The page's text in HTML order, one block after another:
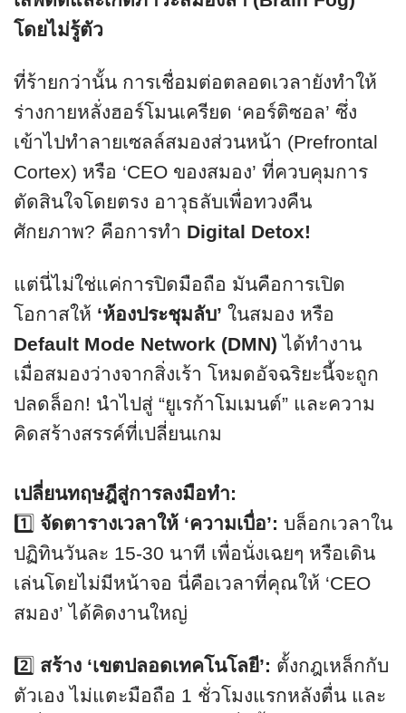
โดยไม่รู้ตัว
ที่ร้ายกว่านั้น การเชื่อมต่อตลอดเวลายังทำให้
ร่างกายหลั่งฮอร์โมนเครียด ‘คอร์ติซอล’ ซึ่ง
เข้าไปทำลายเซลล์สมองส่วนหน้า (Prefrontal
Cortex) หรือ ‘CEO ของสมอง’ ที่ควบคุมการ
ตัดสินใจโดยตรง อาวุธลับเพื่อทวงคืน
ศักยภาพ? คือการทำ Digital Detox!
แต่นี่ไม่ใช่แค่การปิดมือถือ มันคือการเปิด
โอกาสให้ ‘ห้องประชุมลับ’ ในสมอง หรือ
Default Mode Network (DMN) ได้ทำงาน
เมื่อสมองว่างจากสิ่งเร้า โหมดอัจฉริยะนี้จะถูก
ปลดล็อก! นำไปสู่ “ยูเรก้าโมเมนต์” และความ
คิดสร้างสรรค์ที่เปลี่ยนเกม
เปลี่ยนทฤษฎีสู่การลงมือทำ:
1️⃣ จัดตารางเวลาให้ ‘ความเบื่อ’: บล็อกเวลาใน
ปฏิทินวันละ 15-30 นาที เพื่อนั่งเฉยๆ หรือเดิน
เล่นโดยไม่มีหน้าจอ นี่คือเวลาที่คุณให้ ‘CEO
สมอง’ ได้คิดงานใหญ่
2️⃣ สร้าง ‘เขตปลอดเทคโนโลยี’: ตั้งกฎเหล็กกับ
ตัวเอง ไม่แตะมือถือ 1 ชั่วโมงแรกหลังตื่น และ